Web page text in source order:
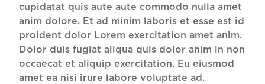
cupidatat quis aute aute commodo nulla amet
anim dolore. Et ad minim laboris et esse est id
proident dolor Lorem exercitation amet anim.
Dolor duis fugiat aliqua quis dolor anim in non
occaecat et aliquip exercitation. Eu eiusmod
amet ea nisi irure labore voluptate ad.